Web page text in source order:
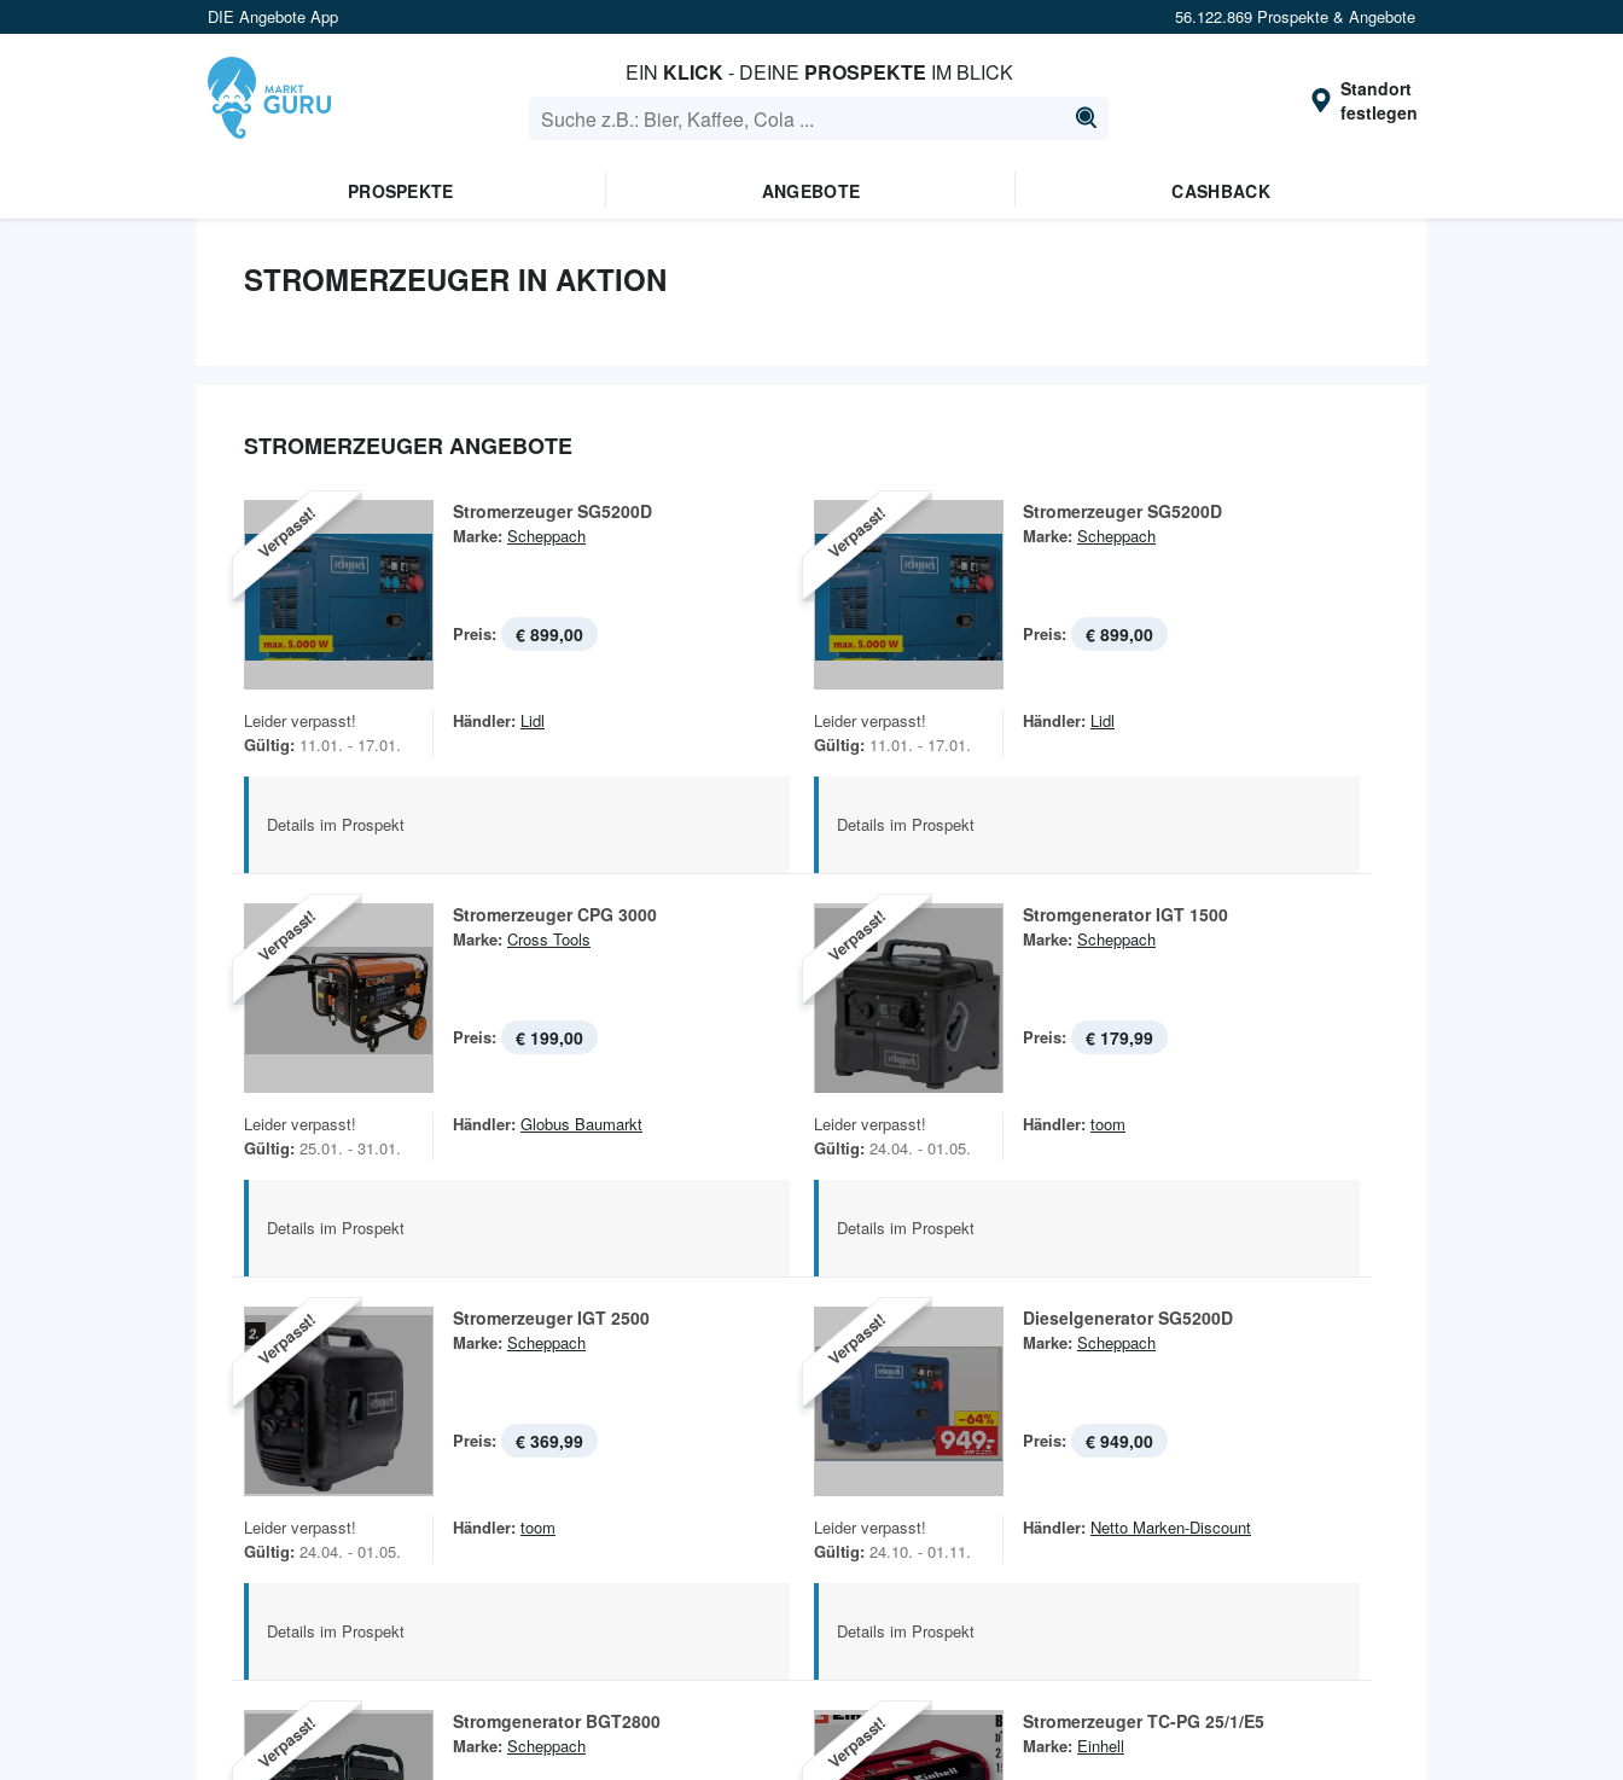
DIE Angebote App 56.122.869 Prospekte & Angebote
EIN KLICK- DEINE PROSPEKTE IM BLICK
Standort
festlegen
PROSPEKTE ANGEBOTE CASHBACK
STROMERZEUGER IN AKTION
STROMERZEUGER ANGEBOTE
Verpasst! Stromerzeuger SG5200D
Marke: Scheppach
Preis: € 899,00
Leider verpasst!
Gültig: 11.01. - 17.01.
Händler: Lidl
Details im Prospekt
Verpasst! Stromerzeuger SG5200D
Marke: Scheppach
Preis: € 899,00
Leider verpasst!
Gültig: 11.01. - 17.01.
Händler: Lidl
Details im Prospekt
Verpasst! Stromerzeuger CPG 3000
Marke: Cross Tools
Preis: € 199,00
Leider verpasst!
Gültig: 25.01. - 31.01.
Händler: Globus Baumarkt
Details im Prospekt
Verpasst! Stromgenerator IGT 1500
Marke: Scheppach
Preis: € 179,99
Leider verpasst!
Gültig: 24.04. - 01.05.
Händler: toom
Details im Prospekt
Verpasst! Stromerzeuger IGT 2500
Marke: Scheppach
Preis: € 369,99
Leider verpasst!
Gültig: 24.04. - 01.05.
Händler: toom
Details im Prospekt
Verpasst! Dieselgenerator SG5200D
Marke: Scheppach
Preis: € 949,00
Leider verpasst!
Gültig: 24.10. - 01.11.
Händler: Netto Marken-Discount
Details im Prospekt
Verpasst! Stromgenerator BGT2800
Marke: Scheppach Verpasst! Stromerzeuger TC-PG 25/1/E5
Marke: Einhell